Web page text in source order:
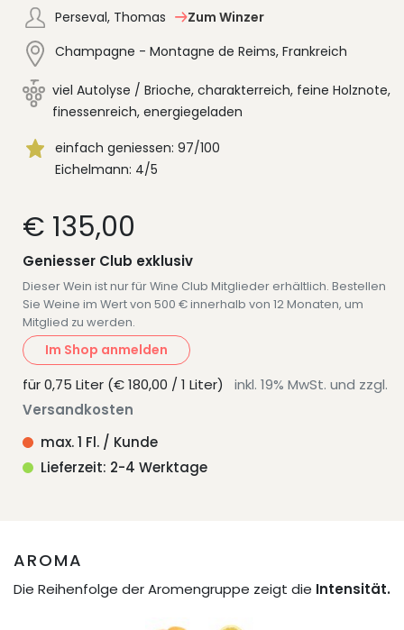
Perseval, Thomas
Zum Winzer
Champagne - Montagne de Reims, Frankreich
viel Autolyse / Brioche, charakterreich, feine Holznote,
finessenreich, energiegeladen
einfach geniessen: 97/100
Eichelmann: 4/5
€ 135,00
Geniesser Club exklusiv
Dieser Wein ist nur für Wine Club Mitglieder erhältlich. Bestellen
Sie Weine im Wert von 500 € innerhalb von 12 Monaten, um
Mitglied zu werden.
Im Shop anmelden
für 0,75 Liter (€ 180,00 / 1 Liter) inkl. 19% MwSt. und zzgl.
Versandkosten
max. 1 Fl. / Kunde
Lieferzeit: 2-4 Werktage
AROMA
Die Reihenfolge der Aromengruppe zeigt die Intensität.